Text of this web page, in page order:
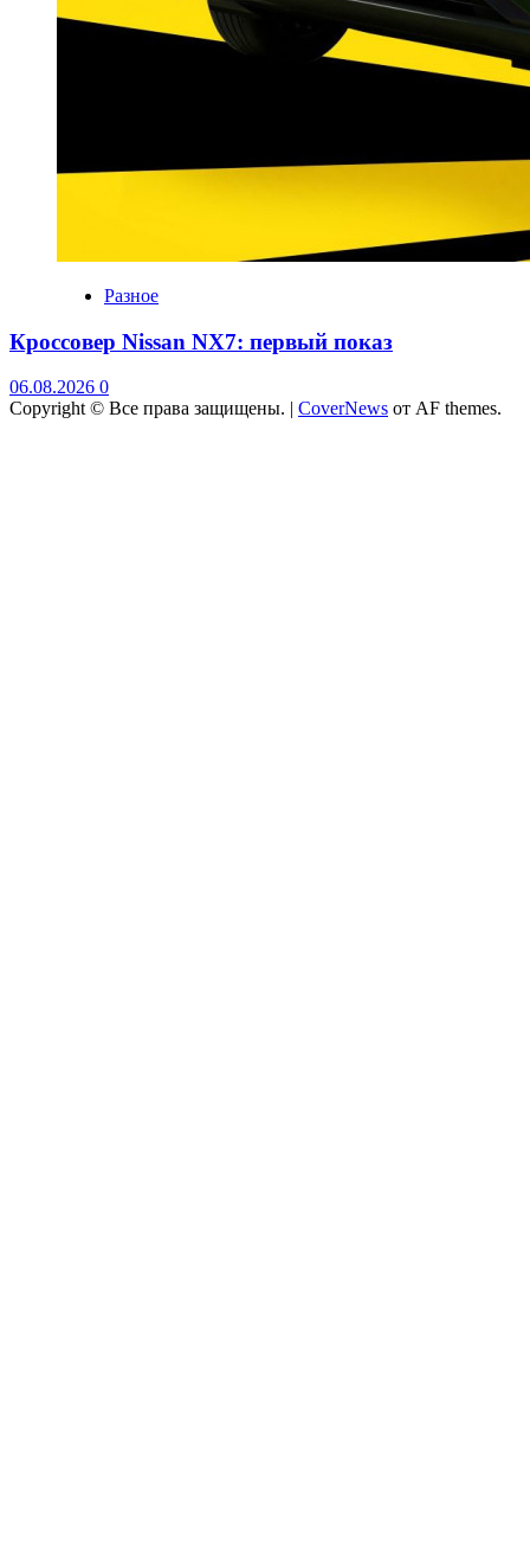
Разное
Кроссовер Nissan NX7: первый показ
06.08.2026 0
Copyright © Все права защищены. | CoverNews от AF themes.